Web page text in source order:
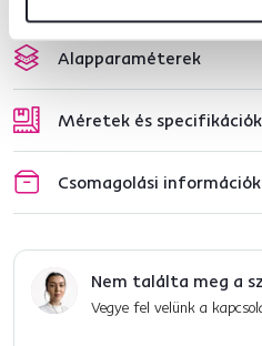
Alapparaméterek
Méretek és specifikációk
Csomagolási információk
Nem találta meg a
Vegye fel velünk a